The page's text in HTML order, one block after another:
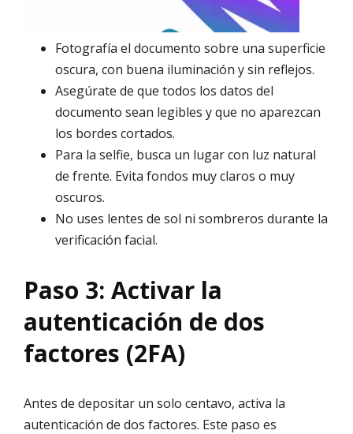
Fotografía el documento sobre una superficie
oscura, con buena iluminación y sin reflejos.
Asegúrate de que todos los datos del
documento sean legibles y que no aparezcan
los bordes cortados.
Para la selfie, busca un lugar con luz natural
de frente. Evita fondos muy claros o muy
oscuros.
No uses lentes de sol ni sombreros durante la
verificación facial.
Paso 3: Activar la
autenticación de dos
factores (2FA)
Antes de depositar un solo centavo, activa la
autenticación de dos factores. Este paso es